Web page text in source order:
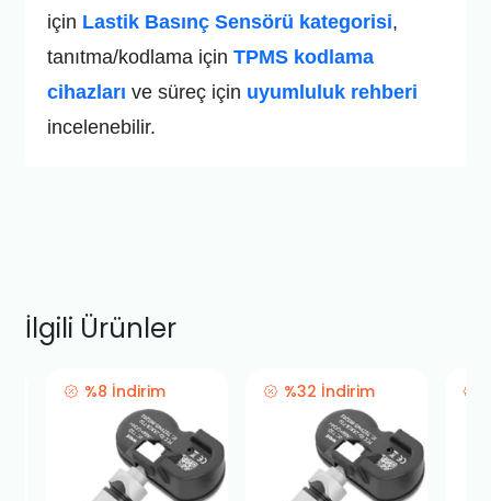
için Lastik Basınç Sensörü kategorisi,
tanıtma/kodlama içinTPMS kodlama
cihazları ve süreç için uyumluluk rehberi
incelenebilir.
İlgili Ürünler
%8 İndirim %32 İndirim